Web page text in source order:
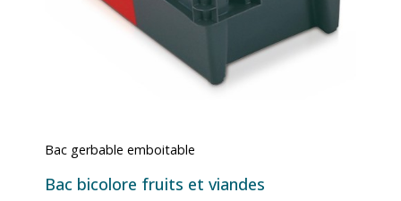
Bac gerbable emboitable
Bac bicolore fruits et viandes